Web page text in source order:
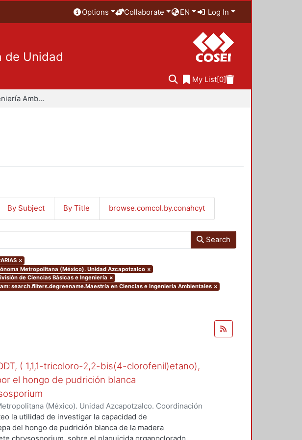
Options Collaborate EN Log In
de Unidad
My List[0]
Ciencias e Ingeniería Ambientales
By Subject By Title browse.comcol.by.conahcyt
Search
×
Metropolitana (México). Unidad Azcapotzalco ×
de Ciencias Básicas e Ingeniería ×
search.filters.degreename.Maestría en Ciencias e Ingeniería Ambientales ×
( 1,1,1-tricoloro-2,2-bis(4-clorofenil)etano),
el hongo de pudrición blanca
(México). Unidad Azcapotzalco. Coordinación
,2003-06 )Cruz Colín, María del Rocío
la utilidad de investigar la capacidad de
del hongo de pudrición blanca de la madera